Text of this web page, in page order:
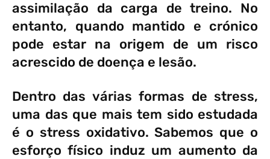
assimilação da carga de treino. No
entanto, quando mantido e crónico
pode estar na origem de um risco
acrescido de doença e lesão.
Dentro das várias formas de stress,
uma das que mais tem sido estudada
é o stress oxidativo. Sabemos que o
esforço físico induz um aumento da